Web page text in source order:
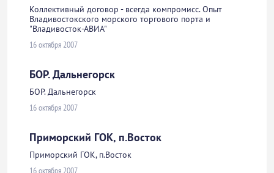
Коллективный договор - всегда компромисс. Опыт
Владивостокского морского торгового порта и
"Владивосток-АВИА"
16 октября 2007
БОР. Дальнегорск
БОР. Дальнегорск
16 октября 2007
Приморский ГОК, п.Восток
Приморский ГОК, п.Восток
16 октября 2007